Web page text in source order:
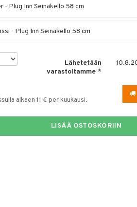
- Plug Inn Seinäkello 58 cm
- Plug Inn Seinäkello 58 cm
Lähetetään
varastoltamme*
alkaen 11 € per kuukausi.
LISÄÄ OSTOSKORIIN